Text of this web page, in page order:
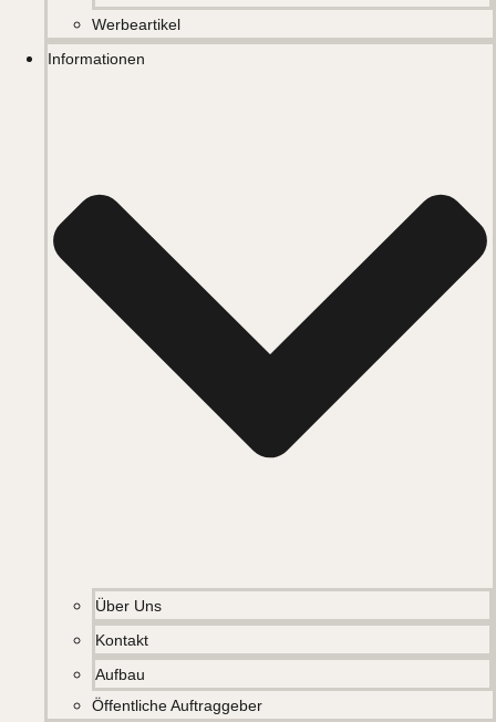
Werbeartikel
Informationen
Über Uns
Kontakt
Aufbau
Öffentliche Auftraggeber